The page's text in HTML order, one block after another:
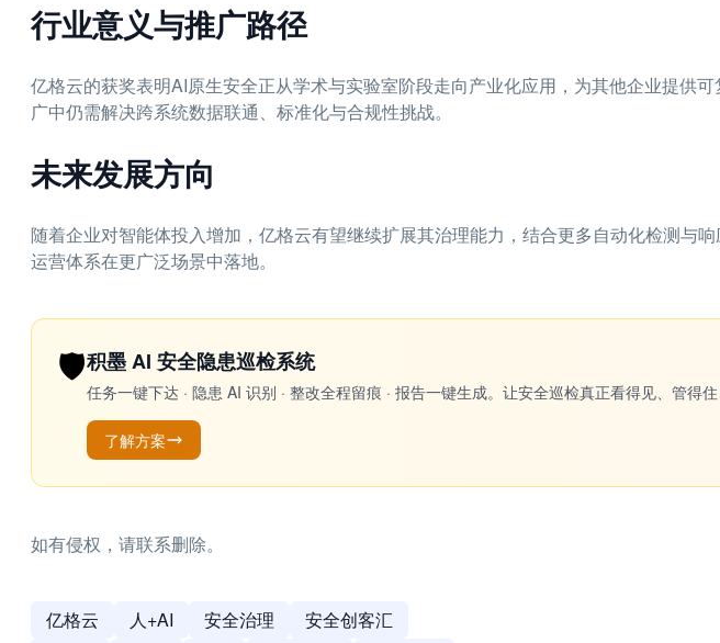
行业意义与推广路径
亿格云的获奖表明AI原生安全正从学术与实验室阶段走向产业化应用，为其他企业提供
广中仍需解决跨系统数据联通、标准化与合规性挑战。
未来发展方向
随着企业对智能体投入增加，亿格云有望继续扩展其治理能力，结合更多自动化检测与
运营体系在更广泛场景中落地。
🛡️积墨 AI 安全隐患巡检系统
任务一键下达 · 隐患 AI 识别 · 整改全程留痕 · 报告一键生成。让安全巡检真正看得见、管得住
了解方案
如有侵权，请联系删除。
亿格云 人+AI 安全治理
安全创客汇